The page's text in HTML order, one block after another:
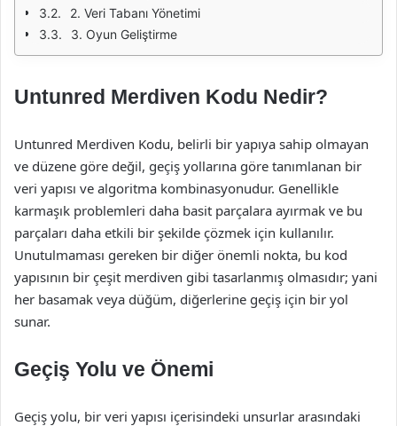
2. Veri Tabanı Yönetimi
3. Oyun Geliştirme
Untunred Merdiven Kodu Nedir?
Untunred Merdiven Kodu, belirli bir yapıya sahip olmayan
ve düzene göre değil, geçiş yollarına göre tanımlanan bir
veri yapısı ve algoritma kombinasyonudur. Genellikle
karmaşık problemleri daha basit parçalara ayırmak ve bu
parçaları daha etkili bir şekilde çözmek için kullanılır.
Unutulmaması gereken bir diğer önemli nokta, bu kod
yapısının bir çeşit merdiven gibi tasarlanmış olmasıdır; yani
her basamak veya düğüm, diğerlerine geçiş için bir yol
sunar.
Geçiş Yolu ve Önemi
Geçiş yolu, bir veri yapısı içerisindeki unsurlar arasındaki